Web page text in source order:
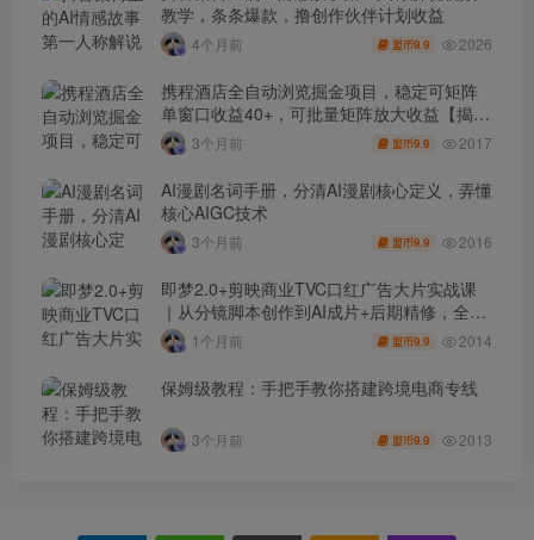
教学，条条爆款，撸创作伙伴计划收益
4个月前 盟币9.9 2026
携程酒店全自动浏览掘金项目，稳定可矩阵
单窗口收益40+，可批量矩阵放大收益【揭
秘】3个月前 盟币9.9 2017
AI漫剧名词手册，分清AI漫剧核心定义，弄懂
核心AIGC技术
3个月前 盟币9.9 2016
即梦2.0+剪映商业TVC口红广告大片实战课
｜从分镜脚本创作到AI成片+后期精修，全流
程打造品牌级产品广告
1个月前 盟币9.9 2014
保姆级教程：手把手教你搭建跨境电商专线
3个月前 盟币9.9 2013